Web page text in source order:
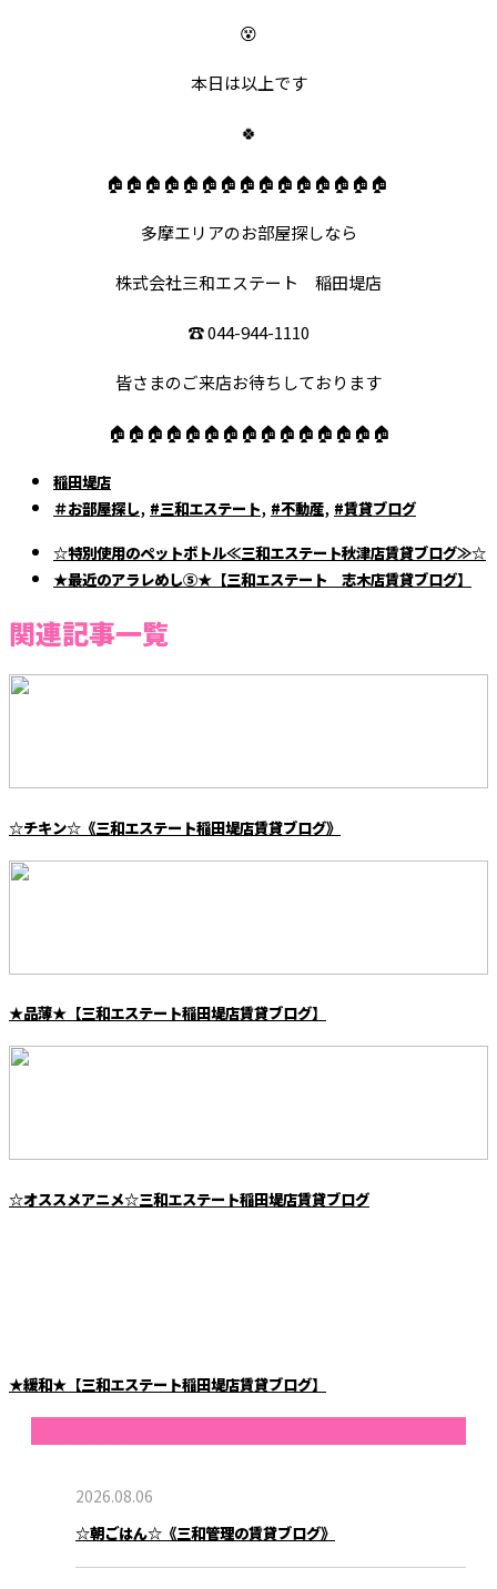
😵
本日は以上です
🍀
🏠🏠🏠🏠🏠🏠🏠🏠🏠🏠🏠🏠🏠🏠🏠
多摩エリアのお部屋探しなら
株式会社三和エステート 稲田堤店
☎️ 044-944-1110
皆さまのご来店お待ちしております
🏠🏠🏠🏠🏠🏠🏠🏠🏠🏠🏠🏠🏠🏠🏠
稲田堤店
＃お部屋探し, #三和エステート, #不動産, #賃貸ブログ
☆特別使用のペットボトル≪三和エステート秋津店賃貸ブログ≫☆
★最近のアラレめし⑤★【三和エステート 志木店賃貸ブログ】
関連記事一覧
☆チキン☆《三和エステート稲田堤店賃貸ブログ》
★品薄★【三和エステート稲田堤店賃貸ブログ】
☆オススメアニメ☆三和エステート稲田堤店賃貸ブログ
★緩和★【三和エステート稲田堤店賃貸ブログ】
2026.08.06
☆朝ごはん☆《三和管理の賃貸ブログ》